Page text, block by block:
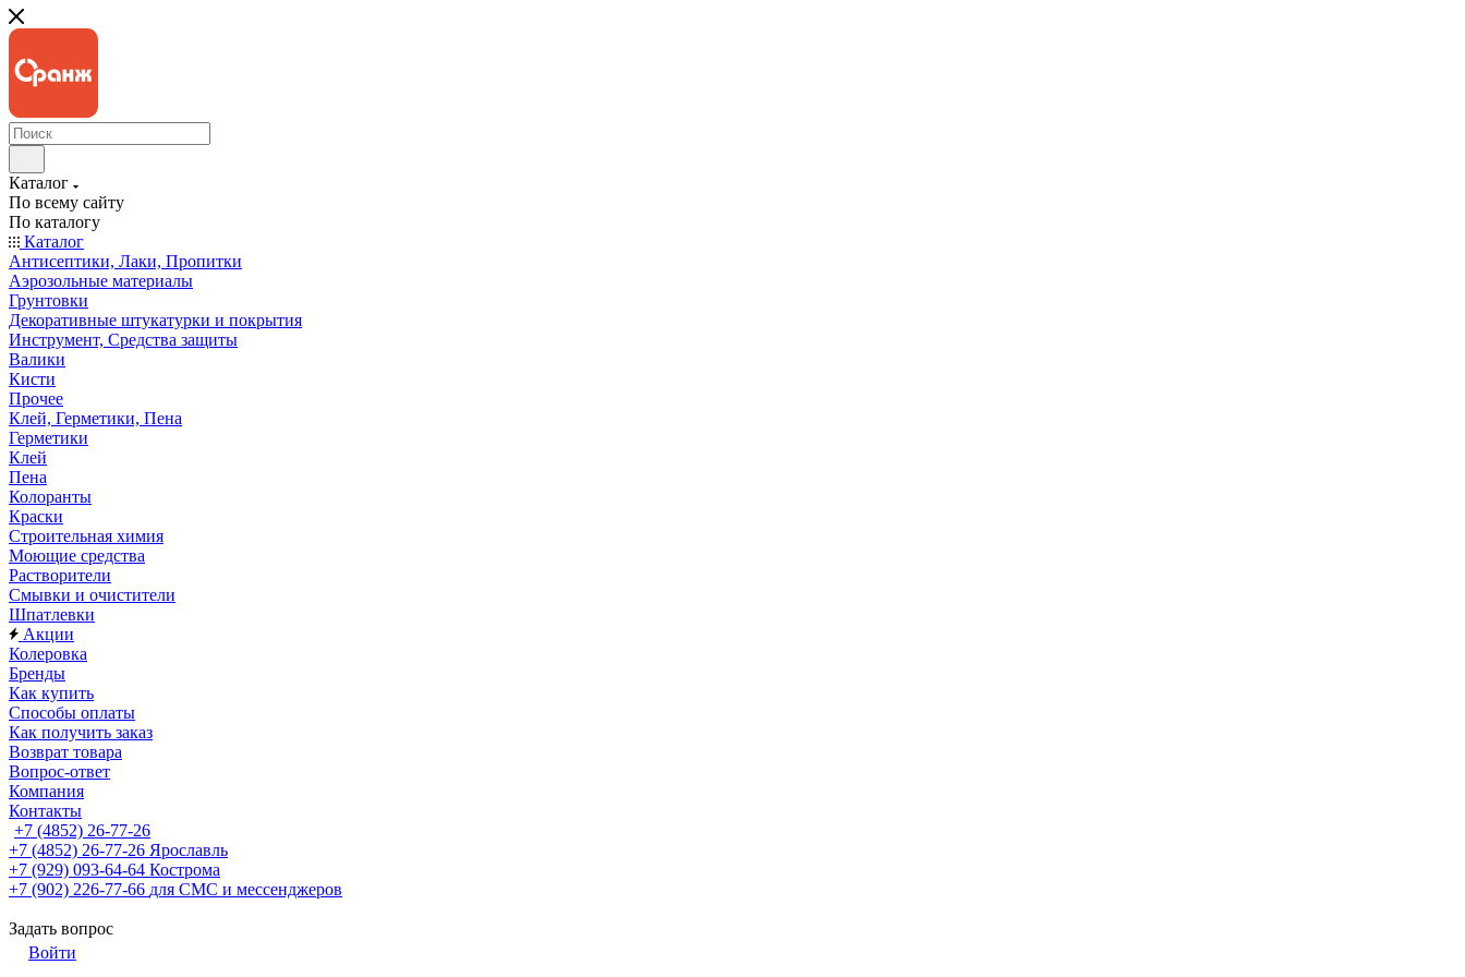
Каталог
По всему сайту
По каталогу
Каталог
Антисептики, Лаки, Пропитки
Аэрозольные материалы
Грунтовки
Декоративные штукатурки и покрытия
Инструмент, Средства защиты
Валики
Кисти
Прочее
Клей, Герметики, Пена
Герметики
Клей
Пена
Колоранты
Краски
Строительная химия
Моющие средства
Растворители
Смывки и очистители
Шпатлевки
Акции
Колеровка
Бренды
Как купить
Способы оплаты
Как получить заказ
Возврат товара
Вопрос-ответ
Компания
Контакты
+7 (4852) 26-77-26
+7 (4852) 26-77-26 Ярославль
+7 (929) 093-64-64 Кострома
+7 (902) 226-77-66 для СМС и мессенджеров
Задать вопрос
Войти